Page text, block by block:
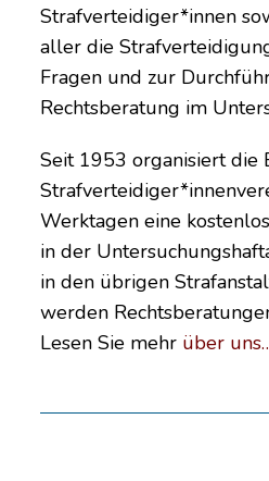
Strafverteidiger*innen
aller die
Fragen und zur
Rechtsberatung im
Seit 1953 organisiert die
Werktagen eine
in der
in den übrigen
werden
Lesen Sie mehr über